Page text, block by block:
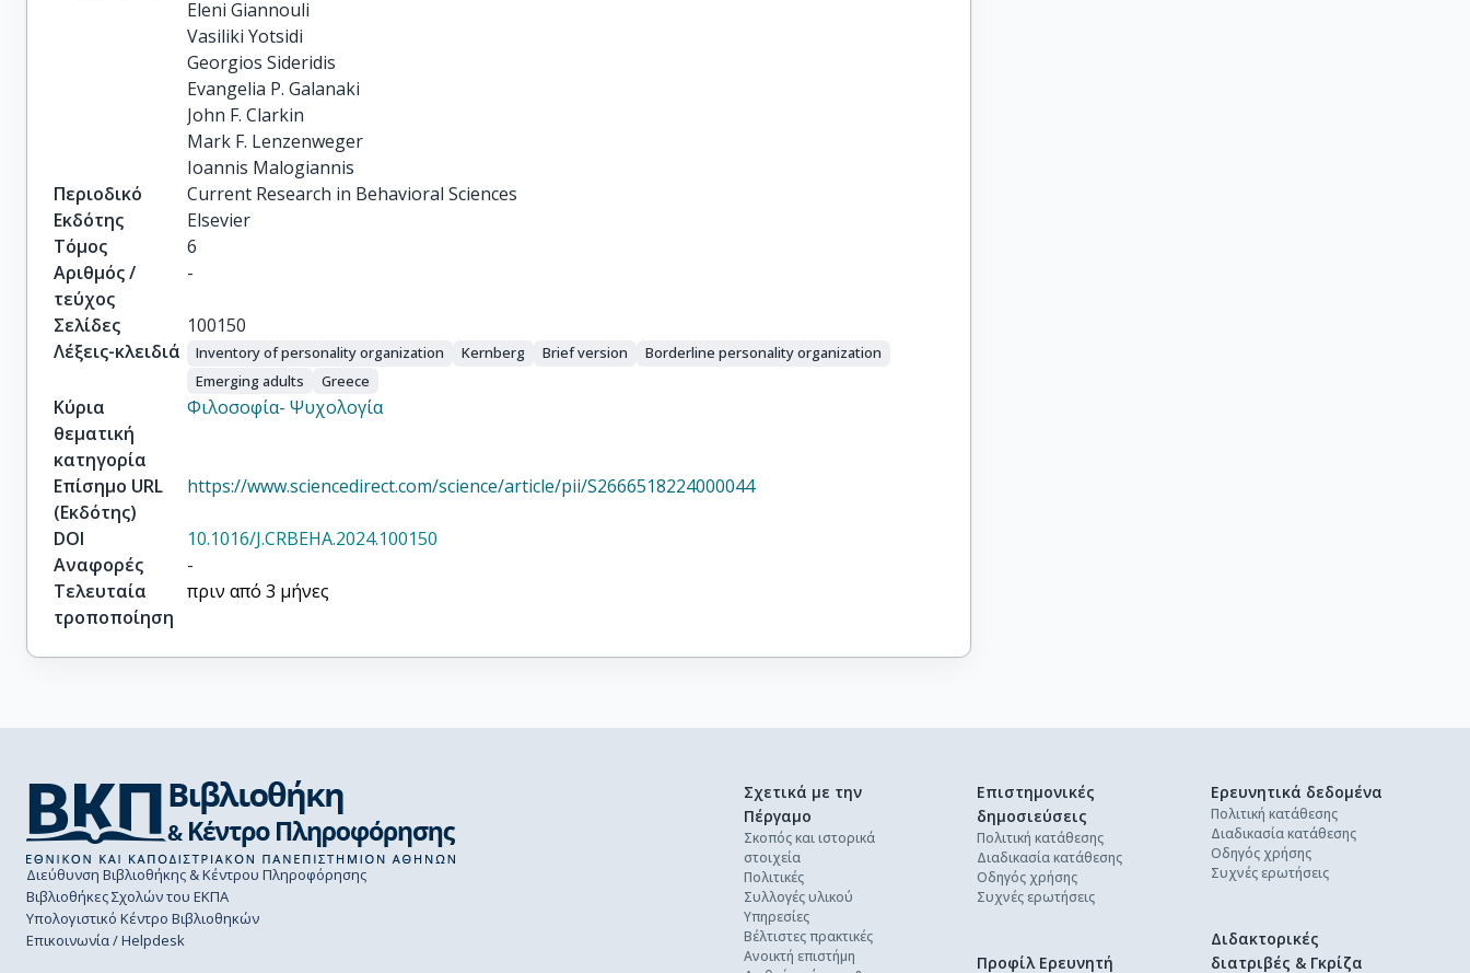
Eleni Giannouli
Vasiliki Yotsidi
Georgios Sideridis
Evangelia P. Galanaki
John F. Clarkin
Mark F. Lenzenweger
Ioannis Malogiannis
Περιοδικό
Current Research in Behavioral Sciences
Εκδότης
Elsevier
Τόμος
6
Αριθμός /
τεύχος
-
Σελίδες
100150
Λέξεις-κλειδιά
Inventory of personality organization Kernberg Brief version
Borderline personality organization
Emerging adults
Greece
Κύρια
θεματική
κατηγορία
Φιλοσοφία- Ψυχολογία
Επίσημο URL
(Εκδότης)
https://www.sciencedirect.com/science/article/pii/S2666518224000044
DOI
10.1016/J.CRBEHA.2024.100150
Αναφορές
-
Τελευταία
τροποποίηση
πριν από 3 μήνες
Διεύθυνση Βιβλιοθήκης & Κέντρου Πληροφόρησης
Βιβλιοθήκες Σχολών του ΕΚΠΑ
Υπολογιστικό Κέντρο Βιβλιοθηκών
Επικοινωνία / Helpdesk
Σχετικά με την
Πέργαμο
Σκοπός και ιστορικά
στοιχεία
Πολιτικές
Συλλογές υλικού
Υπηρεσίες
Βέλτιστες πρακτικές
Ανοικτή επιστήμη
Επιστημονικές
δημοσιεύσεις
Πολιτική κατάθεσης
Διαδικασία κατάθεσης
Οδηγός χρήσης
Συχνές ερωτήσεις
Ερευνητικά δεδομένα
Πολιτική κατάθεσης
Διαδικασία κατάθεσης
Οδηγός χρήσης
Συχνές ερωτήσεις
Διδακτορικές
διατριβές & Γκρίζα
Προφίλ Ερευνητή